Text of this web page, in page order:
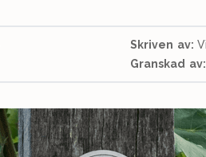
Skriven av:
Granskad